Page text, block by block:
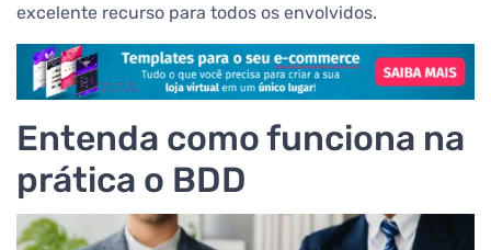
excelente recurso para todos os envolvidos.
Entenda como funciona na
prática o BDD